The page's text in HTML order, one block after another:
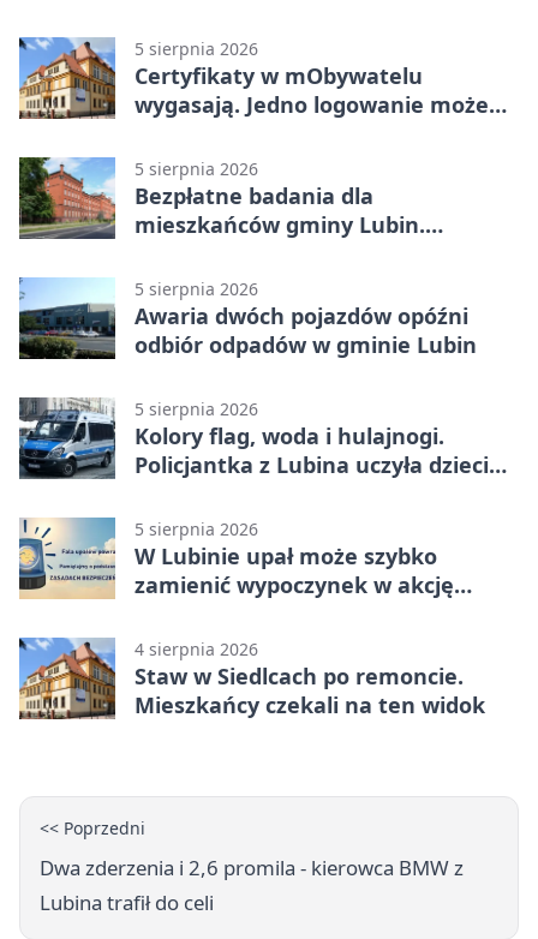
5 sierpnia 2026
Certyfikaty w mObywatelu
wygasają. Jedno logowanie może
5 sierpnia 2026
Bezpłatne badania dla
mieszkańców gminy Lubin.
5 sierpnia 2026
Awaria dwóch pojazdów opóźni
odbiór odpadów w gminie Lubin
5 sierpnia 2026
Kolory flag, woda i hulajnogi.
Policjantka z Lubina uczyła dzieci
5 sierpnia 2026
W Lubinie upał może szybko
zamienić wypoczynek w akcję
4 sierpnia 2026
Staw w Siedlcach po remoncie.
Mieszkańcy czekali na ten widok
<< Poprzedni
Dwa zderzenia i 2,6 promila - kierowca BMW z
Lubina trafił do celi